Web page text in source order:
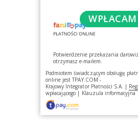
Potwierdzenie przekazania
otrzymasz e-mailem.
Podmiotem świadczącym obsługę
online jestTPAY.COM -
Krajowy Integrator Płatności S.A. |
wpłacającego | Klauzula informacyjna